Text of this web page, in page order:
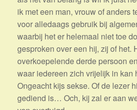
ik met een man, vrouw of anders
voor alledaags gebruik bij
waarbij het er helemaal niet toe
gesproken over een hij, zij of het.
overkoepelende derde persoon
waar iedereen zich vrijelijk in kan
Ongeacht kijs sekse. Of de lezer
gediend is… Och, kij zal er aan